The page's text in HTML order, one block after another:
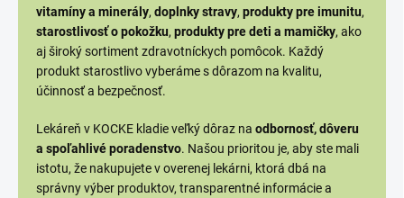
vitamíny a minerály, doplnky stravy, produkty pre imunitu,
starostlivosť o pokožku, produkty pre deti a mamičky, ako
aj široký sortiment zdravotníckych pomôcok. Každý
produkt starostlivo vyberáme s dôrazom na kvalitu,
účinnosť a bezpečnosť.
Lekáreň v KOCKE kladie veľký dôraz na odbornosť, dôveru
a spoľahlivé poradenstvo. Našou prioritou je, aby ste mali
istotu, že nakupujete v overenej lekárni, ktorá dbá na
správny výber produktov, transparentné informácie a